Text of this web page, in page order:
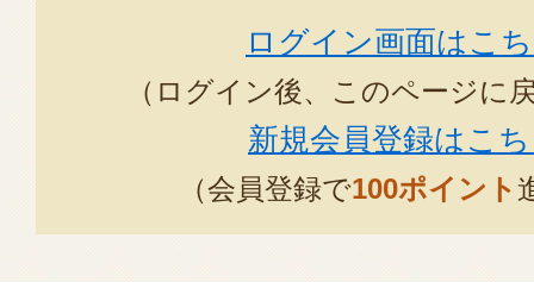
ログイン画面はこ
（ログイン後、このページに
新規会員登録はこ
（会員登録で100ポイント